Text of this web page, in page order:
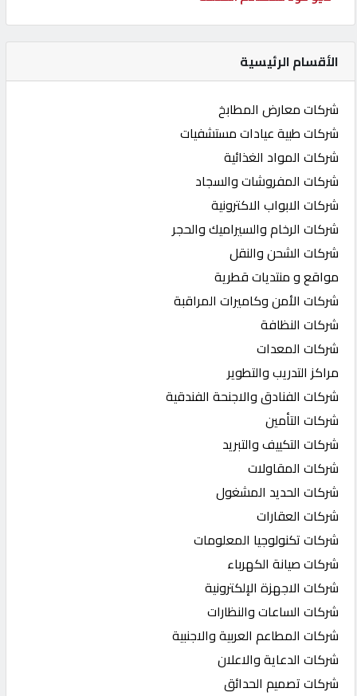
الأقسام الرئيسية
شركات معارض المطابخ
شركات طبية عيادات مستشفيات
شركات المواد الغذائية
شركات المفروشات والسجاد
شركات الابواب الاكترونية
شركات الرخام والسيراميك والحجر
شركات الشحن والنقل
مواقع و منتديات قطرية
شركات الأمن وكاميرات المراقبة
شركات النظافة
شركات المعدات
مراكز التدريب والتطوير
شركات الفنادق والاجنحة الفندقية
شركات التأمين
شركات التكييف والتبريد
شركات المقاولات
شركات الحديد المشغول
شركات العقارات
شركات تكنولوجيا المعلومات
شركات صيانة الكهرباء
شركات الاجهزة الإلكترونية
شركات الساعات والنظارات
شركات المطاعم العربية والاجنبية
شركات الدعاية والاعلان
شركات تصميم الحدائق